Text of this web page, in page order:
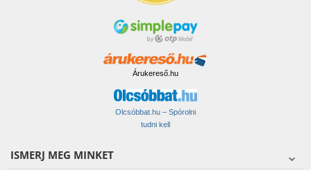
Árukereső.hu
Olcsóbbat.hu – Spórolni
tudni kell
ISMERJ MEG MINKET